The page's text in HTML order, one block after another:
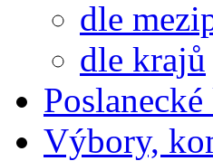
dle
dle krajů
Výbory,